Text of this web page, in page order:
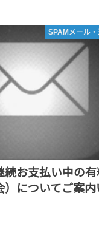
SPAMメール
続お支払い中の
）についてご案内